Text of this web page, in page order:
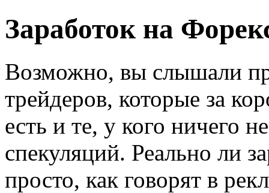
Заработок на
Возможно, вы слышали
трейдеров, которые за
есть и те, у кого ничего
спекуляций. Реально ли
просто, как говорят в